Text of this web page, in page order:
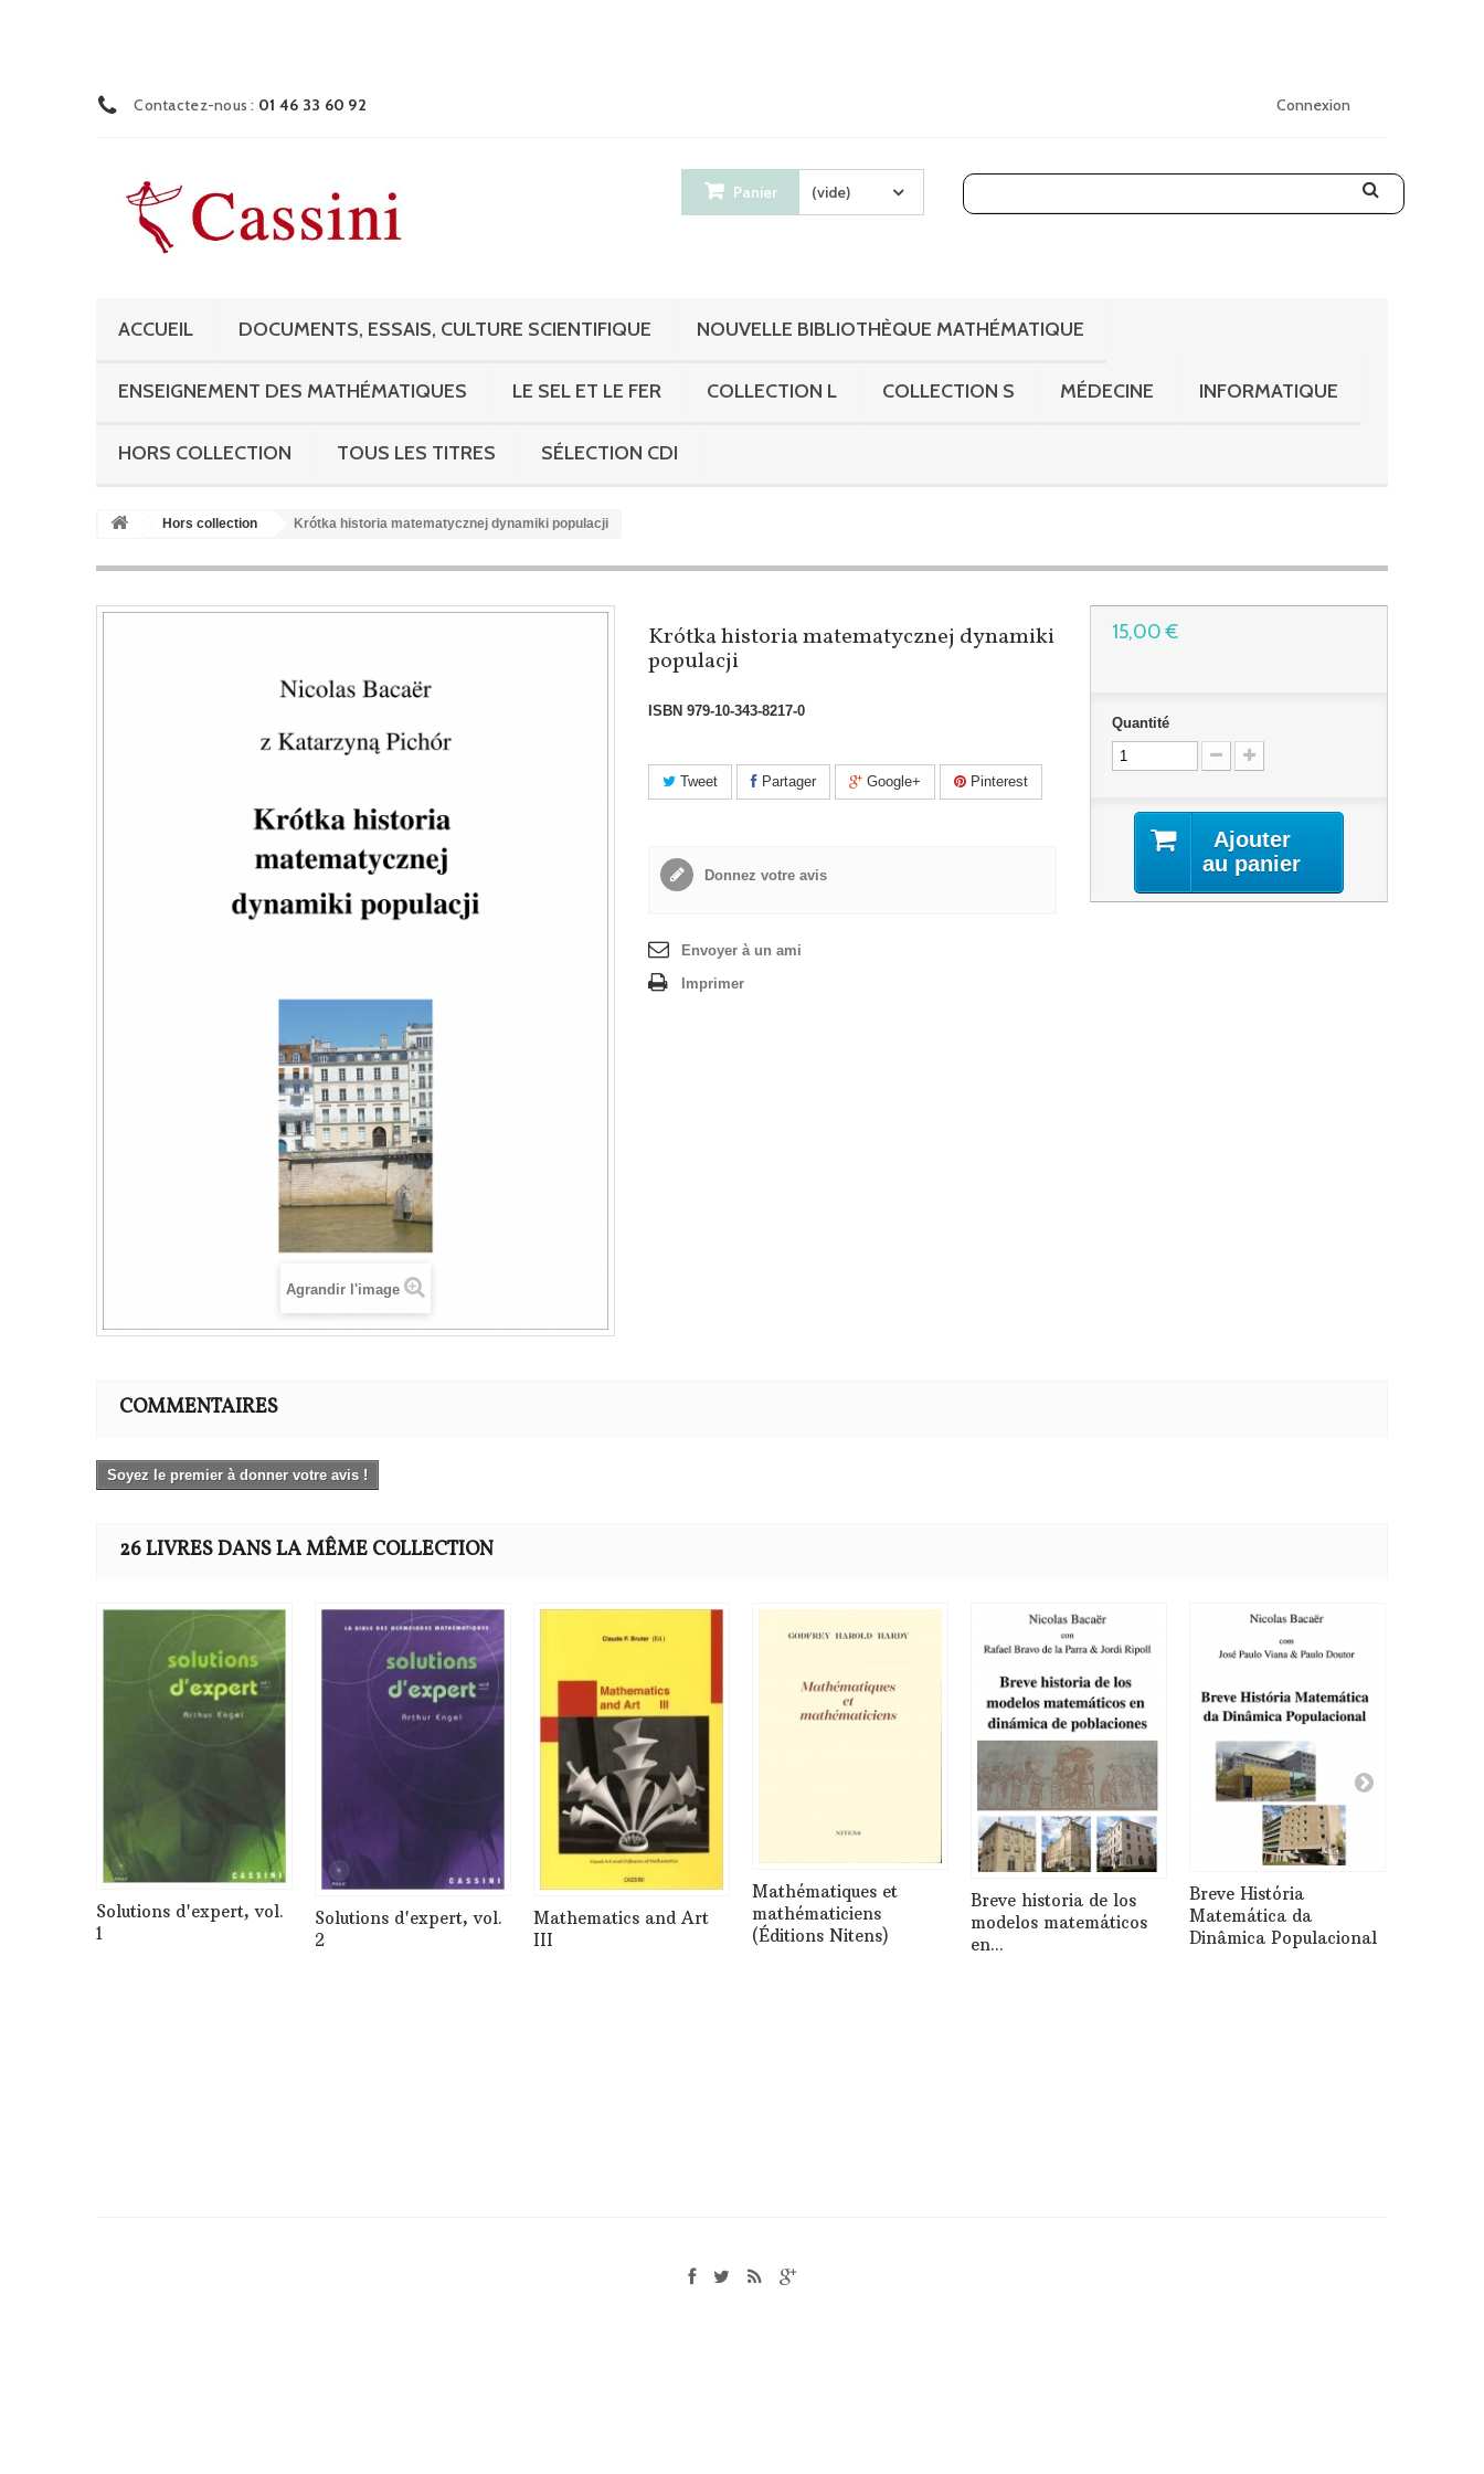
Connexion
Contactez-nous : 01 46 33 60 92
Panier (vide)
ACCUEIL DOCUMENTS, ESSAIS, CULTURE SCIENTIFIQUE NOUVELLE BIBLIOTHÈQUE MATHÉMATIQUE
ENSEIGNEMENT DES MATHÉMATIQUES LE SEL ET LE FER COLLECTION L COLLECTION S MÉDECINE INFORMATIQUE
HORS COLLECTION TOUS LES TITRES SÉLECTION CDI
Hors collection Krótka historia matematycznej dynamiki populacji
Agrandir l'image
Krótka historia matematycznej dynamiki
populacji
ISBN 979-10-343-8217-0
Tweet Partager Google+ Pinterest
Donnez votre avis
Envoyer à un ami
Imprimer
15,00 €
Quantité
Ajouter
au panier
COMMENTAIRES
Soyez le premier à donner votre avis !
26 LIVRES DANS LA MÊME COLLECTION
Solutions d'expert, vol.
1
Solutions d'expert, vol.
2
Mathematics and Art
III
Mathématiques et
mathématiciens
(Éditions Nitens)
Breve historia de los
modelos matemáticos
en...
Breve História
Matemática da
Dinâmica Populacional